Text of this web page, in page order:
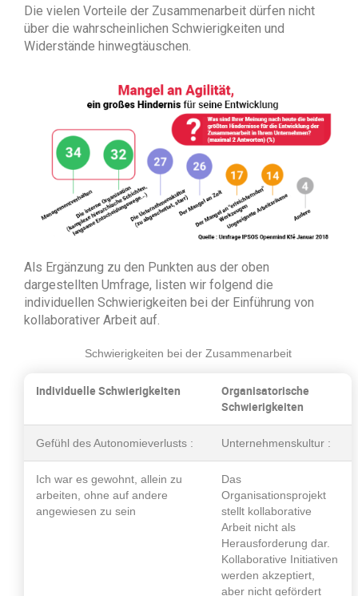
Die vielen Vorteile der Zusammenarbeit dürfen nicht
über die wahrscheinlichen Schwierigkeiten und
Widerstände hinwegtäuschen.
Als Ergänzung zu den Punkten aus der oben
dargestellten Umfrage, listen wir folgend die
individuellen Schwierigkeiten bei der Einführung von
kollaborativer Arbeit auf.
Schwierigkeiten bei der Zusammenarbeit
Individuelle Schwierigkeiten
Organisatorische
Schwierigkeiten
Gefühl des Autonomieverlusts : Unternehmenskultur :
Ich war es gewohnt, allein zu
arbeiten, ohne auf andere
angewiesen zu sein
Das
Organisationsprojekt
stellt kollaborative
Arbeit nicht als
Herausforderung dar.
Kollaborative Initiativen
werden akzeptiert,
aber nicht gefördert